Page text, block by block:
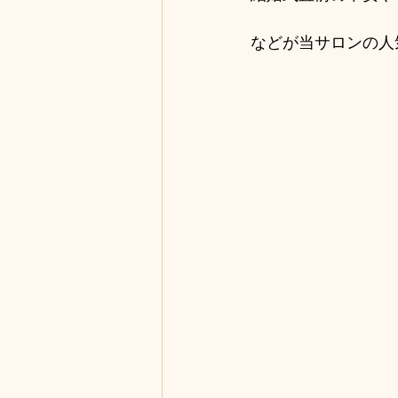
などが当サロンの人